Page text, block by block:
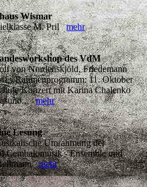
Wismar
M. Prilmehr
des VdM
von Nordenskjöld, Friedemann
- Rahmenprogramm: 11. Oktober
Konzert mit Karina Chalenko
mehr
Lesung
Umrahmung der
Cembalomusik - Ensemble und
mehr